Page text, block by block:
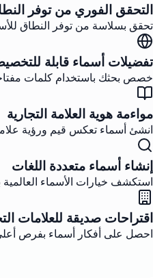
التحقق الفوري من توفر
تحقق بسلاسة من توفر النطاق
تفضيلات أسماء قابلة
خصص بحثك باستخدام كلمات
مواءمة هوية العلامة التجارية
انشئ أسماء تعكس قيم ورؤية
إنشاء أسماء متعددة اللغات
استكشف خيارات الأسماء
اقتراحات صديقة للعلامات
احصل على أفكار أسماء بفرص أعلى